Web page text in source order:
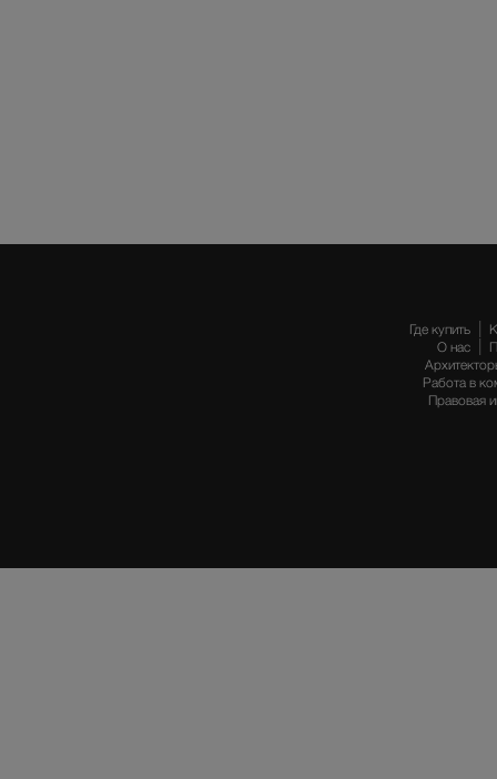
Где купить
О нас
Работа в
Правовая